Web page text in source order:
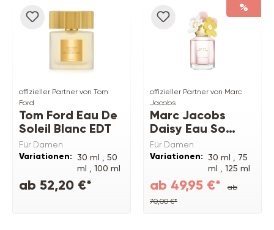
offizieller Partner von Tom
Ford
Tom Ford Eau De
Soleil Blanc EDT
Für Damen
Variationen: 30 ml , 50
ml , 100 ml
ab 52,20 €*
%
offizieller Partner von Marc
Jacobs
Marc Jacobs
Daisy Eau So
Fresh EDT
Für Damen
Variationen: 30 ml , 75
ml , 125 ml
ab 49,95 €*
ab
70,00 €*